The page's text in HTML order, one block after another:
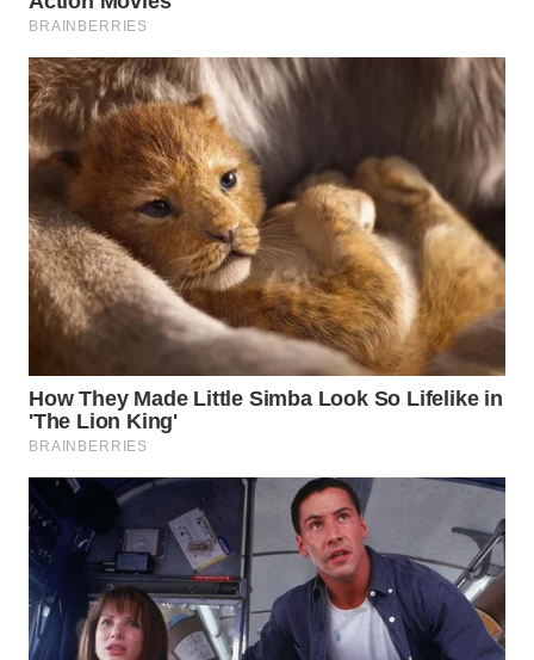
WN
BOGOR
WN
DEPOK
WN
TAPANULI
UTARA
WN
WN
PADANG
WN
SUMEDANG
WN
CIANJUR